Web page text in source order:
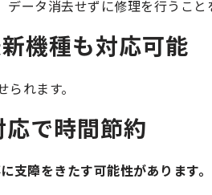
データ消去せずに修理を行うこと
機種も対応可能
れます。
で時間節約
支障をきたす可能性があります。